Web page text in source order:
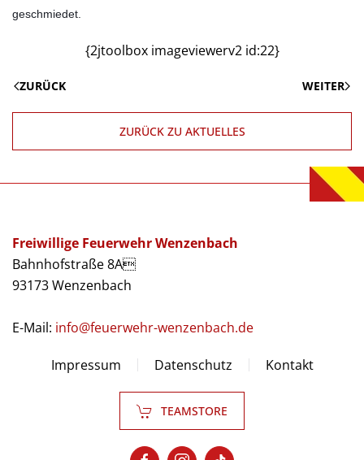
geschmiedet.
{2jtoolbox imageviewerv2 id:22}
ZURÜCK WEITER
ZURÜCK ZU AKTUELLES
Freiwillige Feuerwehr Wenzenbach
Bahnhofstraße 8A
93173 Wenzenbach
E-Mail: info@feuerwehr-wenzenbach.de
Impressum Datenschutz Kontakt
TEAMSTORE